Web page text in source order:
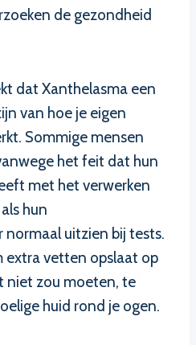
de gezondheid
dat Xanthelasma een
van hoe je eigen
Sommige mensen
het feit dat hun
met het verwerken
hun
uitzien bij tests.
extra vetten opslaat op
niet zou moeten, te
huid rond je ogen.